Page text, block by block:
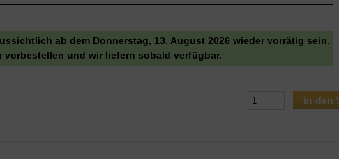
ab dem Donnerstag, 13. August 2026 wieder vorrätig sein.
vorbestellen und wir liefern sobald verfügbar.